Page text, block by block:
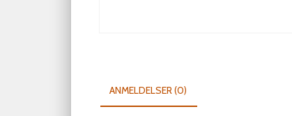
ANMELDELSER (0)